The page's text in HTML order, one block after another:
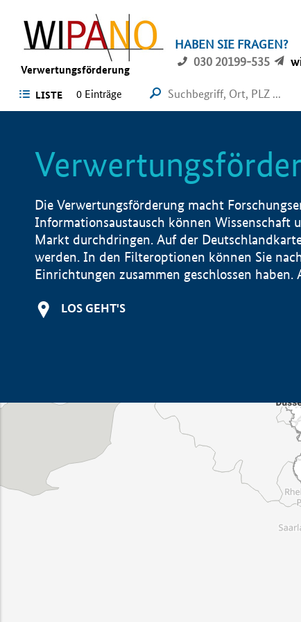
Verwertungsförderung
HABEN SIE FRAGEN?
030 20199-535
LISTE 0 Einträge
Die Verwertungsförderung macht
Informationsaustausch können
Markt durchdringen. Auf der
werden. In den Filteroptionen können Sie
Einrichtungen zusammen geschlossen
LOS GEHT'S